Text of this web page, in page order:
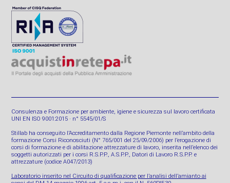
Consulenza e Formazione per ambiente, igiene e sicurezza sul lavoro certificata
UNI EN ISO 9001:2015 · n° 5545/01/S
Stillab ha conseguito l’Accreditamento dalla Regione Piemonte nell’ambito della
formazione Corsi Riconosciuti (N° 765/001 del 25/09/2006) per l’erogazione di
corsi di formazione e di abilitazione attrezzature di lavoro, inserita nell’elenco dei
soggetti autorizzati per i corsi R.S.P.P., A.S.P.P., Datori di Lavoro R.S.P.P. e
attrezzature (codice A047/2013)
Laboratorio inserito nel Circuito di qualificazione per l’analisi dell’amianto ai